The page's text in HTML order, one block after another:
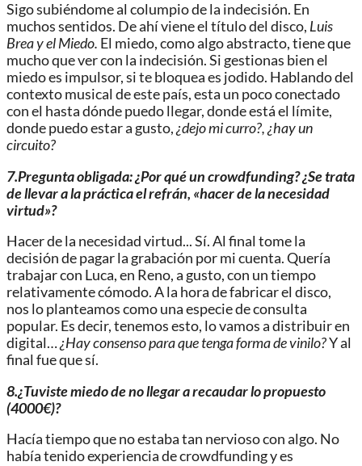
Sigo subiéndomeal columpio de la indecisión. En
muchos sentidos. De ahí viene el título del disco, Luis
Brea y el Miedo. El miedo,como algo abstracto, tiene que
mucho que ver con la indecisión. Si gestionas bien el
miedo es impulsor, si te bloquea es jodido. Hablando del
contexto musical de este país, esta un poco conectado
con el hastadóndepuedo llegar, dondeestáel límite,
donde puedo estar a gusto,¿dejo mi curro?,¿hay un
circuito?
7.Pregunta obligada: ¿Por qué un crowdfunding? ¿Se trata
de llevar a la práctica el refrán, «hacer de la necesidad
virtud»?
Hacer de la necesidad virtud... Sí.Al final tome la
decisión de pagar la grabación pormi cuenta. Quería
trabajar con Luca, en Reno, agusto, con un tiempo
relativamente cómodo.A la hora de fabricarel disco,
nos lo planteamos como una especie deconsulta
popular. Es decir, tenemos esto, lo vamos a distribuir en
digital…¿Hay consenso para que tenga forma de vinilo?Y al
final fue que sí.
8.¿Tuviste miedo de no llegar a recaudar lo propuesto
(4000€)?
Hacíatiempo que no estaba tan nervioso con algo. No
había tenido experiencia de crowdfunding y es